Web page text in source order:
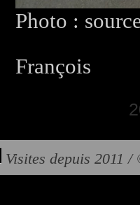
Photo :
François
Visites depuis 2011